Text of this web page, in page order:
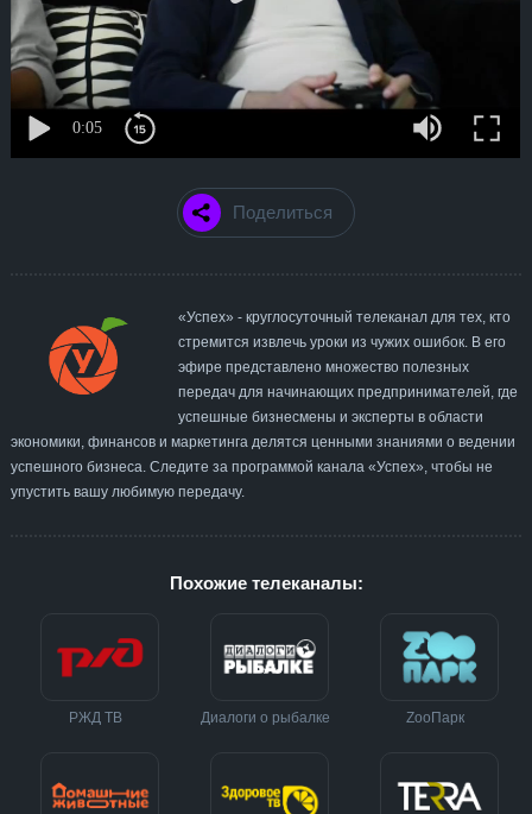
Поделиться
«Успех» - круглосуточный телеканал для тех, кто
стремится извлечь уроки из чужих ошибок. В его
эфире представлено множество полезных
передач для начинающих предпринимателей, где
успешные бизнесмены и эксперты в области
экономики, финансов и маркетинга делятся ценными знаниями о ведении
успешного бизнеса. Следите за программой канала «Успех», чтобы не
упустить вашу любимую передачу.
Похожие телеканалы:
РЖД ТВ Диалоги о рыбалке ZooПарк